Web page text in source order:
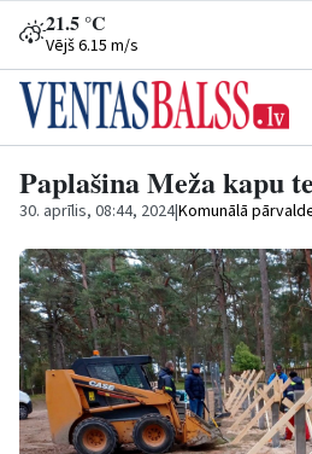
21.5 °C
Vējš 6.15 m/s
Paplašina Meža kapu
30. aprīlis, 08:44, 2024|Komunālā